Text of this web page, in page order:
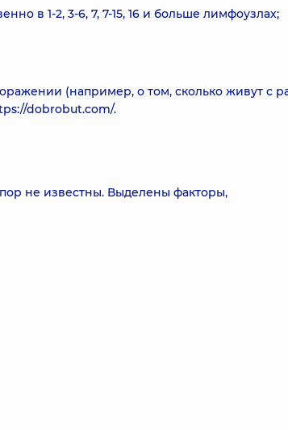
в 1-2, 3-6, 7, 7-15, 16 и больше лимфоузлах;
(например, о том, сколько живут с
dobrobut.com/.
не известны. Выделены факторы,